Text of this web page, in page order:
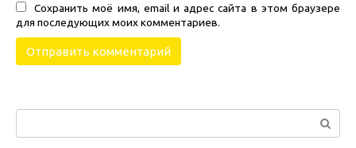
Сохранить моё имя, email и адрес сайта в этом браузере
для последующих моих комментариев.